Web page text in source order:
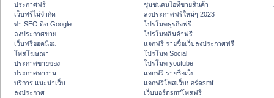
ประกาศฟรี
เว็บฟรีไม่จำกัด
ทำ SEO ติด Google
ลงประกาศขาย
เว็บฟรียอดนิยม
โพสโฆษณา
ประกาศขายของ
ประกาศหางาน
บริการ แนะนำเว็บ
ลงประกาศ
ชุมชนคนไอทีขายสินค้า
ลงประกาศฟรีใหม่ๆ 2023
โปรโมทธุรกิจฟรี
โปรโมทสินค้าฟรี
แจกฟรี รายชื่อเว็บลงประกาศฟรี
โปรโมท Social
โปรโมท youtube
แจกฟรี รายชื่อเว็บ
แจกฟรีโพสเว็บบอร์ดsmf
เว็บบอร์ดsmfโพสฟรี